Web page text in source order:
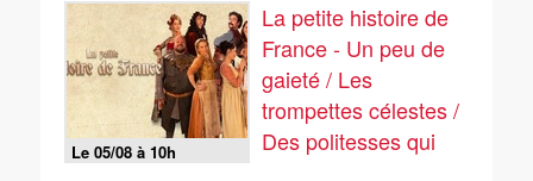
Le 05/08 à 10h
La petite histoire de
France - Un peu de
gaieté / Les
trompettes célestes /
Des politesses qui